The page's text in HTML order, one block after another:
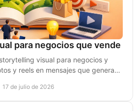
para negocios que vende
visual para negocios y
y reels en mensajes que generan
17 de julio de 2026